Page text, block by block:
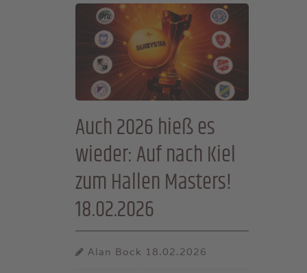
Auch 2026 hieß es
wieder: Auf nach Kiel
zum Hallen Masters!
18.02.2026
Alan Bock 18.02.2026